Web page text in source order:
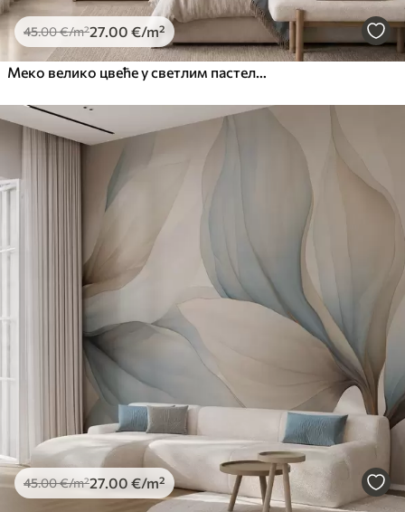
45.00€/m²27 .00 €/m²
45.00€/m²27 .00 €/m²